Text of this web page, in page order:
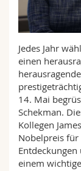
Math.-Nat.
Mitarbeitende
Webmail
MyUnifr
Jedes Jahr
einen
14. Mai
Schekman.
Kollegen
Nobelpreis
Entdeckungen
einem